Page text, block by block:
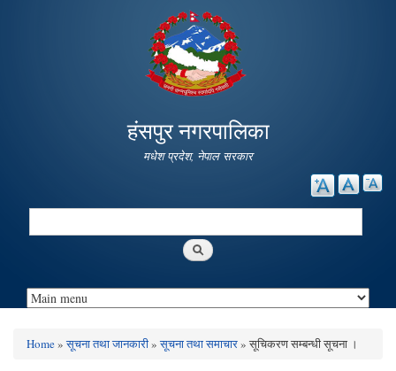
main
content
हंसपुर नगरपालिका
मधेश प्रदेश, नेपाल सरकार
Search
You are here
Home»सूचना तथा जानकारी»सूचना तथा समाचार» सूचिकरण सम्बन्धी सूचना ।